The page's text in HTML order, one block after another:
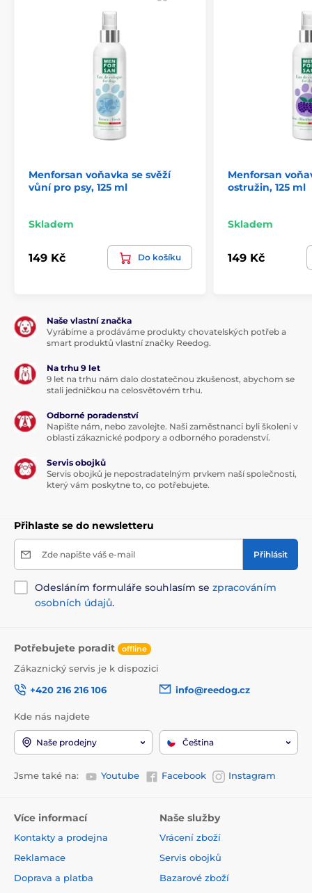
Limonene, Hexyl Cinnamal, Butylphenyl
Methylpropional
Technické specifikace se mohou změnit bez
výslovného upozornění. Obrázky mají pouze
ilustrativní charakter.
Menforsan voňavka se svěží
vůní pro psy, 125 ml
Skladem
149 Kč Do košíku
Menforsan
ostružin, 125 ml
Skladem
149 Kč
Naše vlastní značka
Vyrábíme a prodáváme produkty chovatelských potřeb a
smart produktů vlastní značky Reedog.
Na trhu 9 let
9 let na trhu nám dalo dostatečnou zkušenost, abychom se
stali jedničkou na celosvětovém trhu.
Odborné poradenství
Napište nám, nebo zavolejte. Naši zaměstnanci byli školeni v
oblasti zákaznické podpory a odborného poradenství.
Servis obojků
Servis obojků je nepostradatelným prvkem naší společnosti,
který vám poskytne to, co potřebujete.
Přihlaste se do newsletteru
Zde napište váš e-mail Přihlásit
Odesláním formuláře souhlasím se zpracováním
osobních údajů.
Potřebujete poradit offline
Zákaznický servis je k dispozici
+420 216 216 106
info@reedog.cz
Kde nás najdete
Naše prodejny Čeština
Jsme také na: Youtube Facebook Instagram
Více informací
Kontakty a prodejna
Reklamace
Doprava a platba
Naše služby
Vrácení zboží
Servis obojků
Bazarové zboží